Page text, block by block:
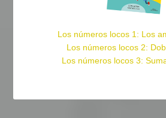
Los números locos 1: Los
Los números locos 2:
Los números locos 3: